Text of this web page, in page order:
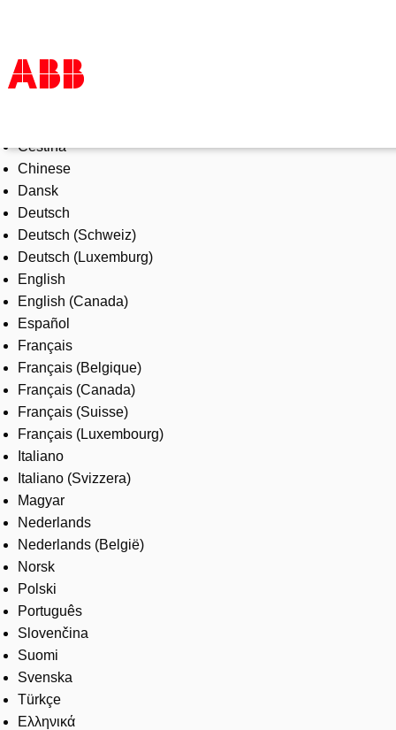
Products & Solutions
Industries
Services
About us
Where to buy
Contact us
Careers
Čeština
Chinese
Dansk
Deutsch
Deutsch (Schweiz)
Deutsch (Luxemburg)
English
English (Canada)
Español
Français
Français (Belgique)
Français (Canada)
Français (Suisse)
Français (Luxembourg)
Italiano
Italiano (Svizzera)
Magyar
Nederlands
Nederlands (België)
Norsk
Polski
Português
Slovenčina
Suomi
Svenska
Türkçe
Ελληνικά